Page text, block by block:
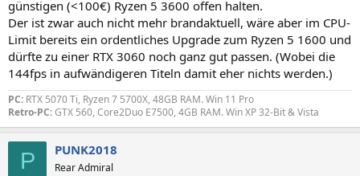
günstigen (<100€) Ryzen 5 3600 offen halten.
Der ist zwar auch nicht mehr brandaktuell, wäre aber im CPU-
Limit bereits ein ordentliches Upgrade zum Ryzen 5 1600 und
dürfte zu einer RTX 3060 noch ganz gut passen. (Wobei die
144fps in aufwändigeren Titeln damit eher nichts werden.)
PC: RTX 5070 Ti, Ryzen 7 5700X, 48GB RAM. Win 11 Pro
Retro-PC:GTX 560, Core2Duo E7500, 4GB RAM. Win XP 32-Bit & Vista
P PUNK2018
Rear Admiral